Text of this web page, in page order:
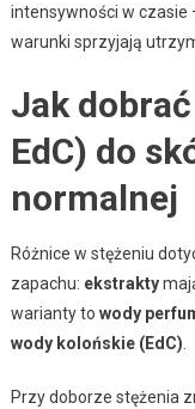
intensywności w czasie
warunki sprzyjają
Jak dobrać
EdC) do
normalnej
Różnice w stężeniu
zapachu: ekstrakty
warianty to wody
wody kolońskie (EdC)
Przy doborze stężenia